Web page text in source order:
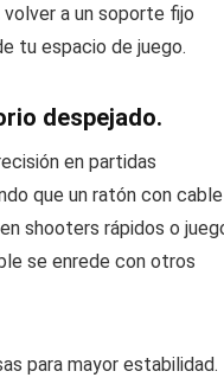
a un soporte fijo
tu espacio de juego.
despejado.
en partidas
que un ratón con cable
shooters rápidos o
se enrede con otros
para mayor estabilidad.